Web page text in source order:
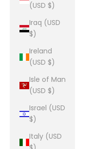
(USD $)
Iraq (USD
$)
Ireland
(USD $)
Isle of Man
(USD $)
Israel (USD
$)
Italy (USD